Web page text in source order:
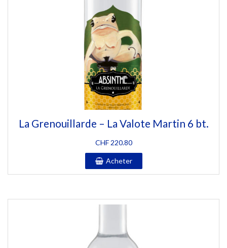
La Grenouillarde – La Valote Martin 6 bt.
CHF220.80
Acheter